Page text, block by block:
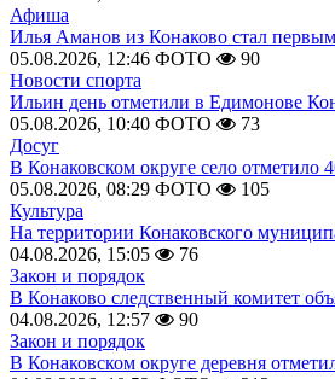
Афиша
Илья Аманов из Конаково стал
05.08.2026, 12:46 ФОТО
90
Новости спорта
Ильин день отметили в Едимонове
05.08.2026, 10:40 ФОТО
73
Досуг
В Конаковском округе село отметило
05.08.2026, 08:29 ФОТО
105
Культура
На территории Конаковского
04.08.2026, 15:05
76
Закон и порядок
В Конаково следственный комитет
04.08.2026, 12:57
90
Закон и порядок
В Конаковском округе деревня